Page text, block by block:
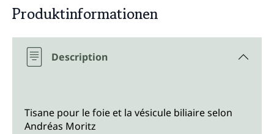
Produktinformationen
Description
Tisane pour le foie et la vésicule biliaire selon
Andréas Moritz